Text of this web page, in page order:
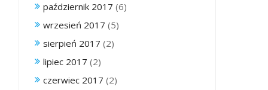
październik 2017 (6)
wrzesień 2017 (5)
sierpień 2017 (2)
lipiec 2017 (2)
czerwiec 2017 (2)